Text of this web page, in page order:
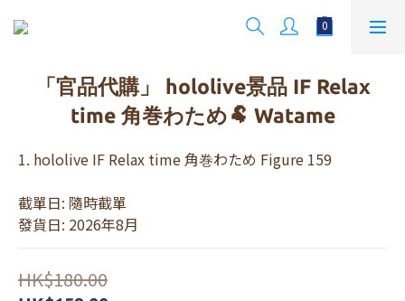
「官品代購」 hololive景品 IF Relax
time 角巻わため🐏 Watame
1. hololive IF Relax time 角巻わため Figure 159
截單日: 隨時截單
發貨日: 2026年8月
HK$180.00